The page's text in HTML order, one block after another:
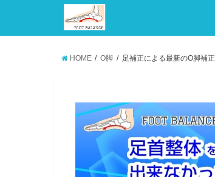
HOME O脚 足補正による最新のO脚補正